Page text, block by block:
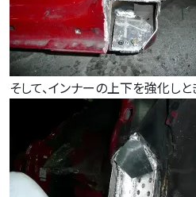
そして、インナーの上下を強化しと